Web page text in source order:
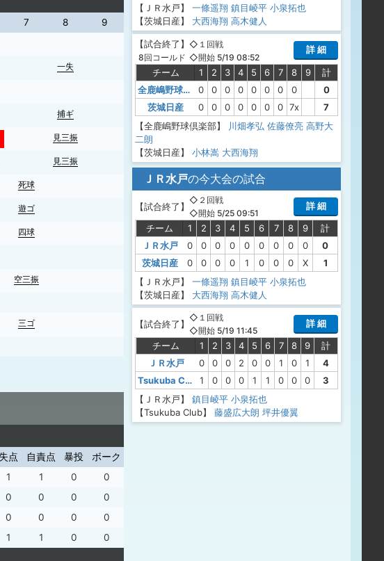
7 8
9
一失
捕ギ
見三振
見三振
死球
遊ゴ
四球
空三振
三ゴ
失点 自責点 暴投
ボーク
1 1 0 0
0 0 0 0
0 0 0
0
1 1 0 0
【ＪＲ水戸】
一條遥翔 鎮目崚平 小泉拓也
【茨城日産】
大西海翔 高木健人
【試合終了】
8回コールド
◇１回戦
◇開始 5/19 08:52
詳 細
チーム 1 2 3 4 5 6 7 8 9
計
全鹿嶋野球倶楽部
0 0 0 0 0 0 0 0
0
茨城日産
0 0 0 0 0 0 0 7x
7
【全鹿嶋野球倶楽部】
川畑孝弘 佐藤僚亮 高野大
二朗
【茨城日産】
小林嵩 大西海翔
ＪＲ水戸の今大会の試合
【試合終了】
◇２回戦
◇開始 5/25 09:51
詳 細
チーム 1 2 3 4 5 6 7 8 9
計
ＪＲ水戸
0 0 0 0 0 0 0 0 0
0
茨城日産
0 0 0 0 1 0 0 0 X
1
【ＪＲ水戸】
一條遥翔 鎮目崚平 小泉拓也
【茨城日産】
大西海翔 高木健人
【試合終了】
◇１回戦
◇開始 5/19 11:45
詳 細
チーム 1 2 3 4 5 6 7 8 9
計
ＪＲ水戸
0 0 0 2 0 0 1 0 1
4
Tsukuba Club
1 0 0 0 1 1 0 0 0
3
【ＪＲ水戸】
鎮目崚平 小泉拓也
【Tsukuba Club】
藤盛広大朗 坪井優翼